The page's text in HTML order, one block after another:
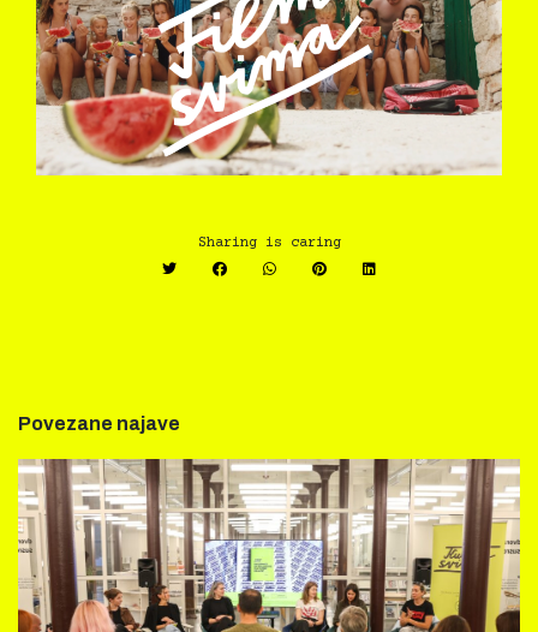
Sharing is caring
Povezane najave